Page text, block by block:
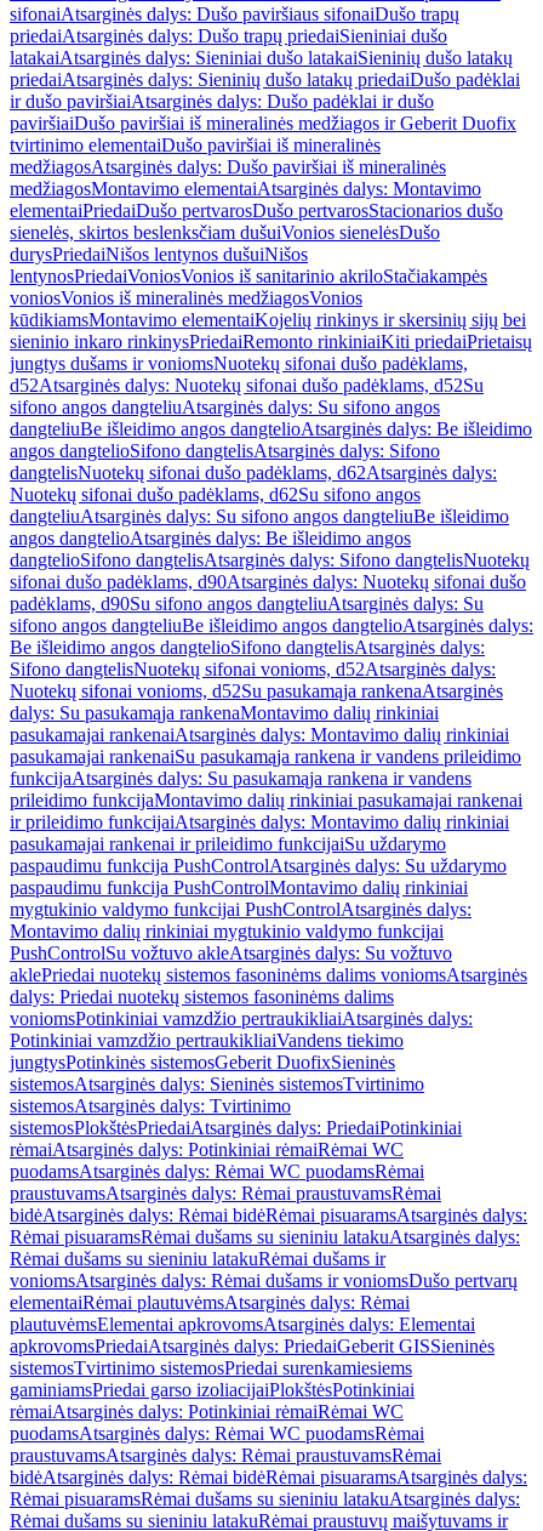
sifonaiAtsarginės dalys: Dušo paviršiaus sifonaiDušo trapų
priedaiAtsarginės dalys: Dušo trapų priedaiSieniniai dušo
latakaiAtsarginės dalys: Sieniniai dušo latakaiSieninių dušo latakų
priedaiAtsarginės dalys: Sieninių dušo latakų priedaiDušo padėklai
ir dušo paviršiaiAtsarginės dalys: Dušo padėklai ir dušo
paviršiaiDušo paviršiai iš mineralinės medžiagos ir Geberit Duofix
tvirtinimo elementaiDušo paviršiai iš mineralinės
medžiagosAtsarginės dalys: Dušo paviršiai iš mineralinės
medžiagosMontavimo elementaiAtsarginės dalys: Montavimo
elementaiPriedaiDušo pertvarosDušo pertvarosStacionarios dušo
sienelės, skirtos beslenksčiam dušuiVonios sienelėsDušo
durysPriedaiNišos lentynos dušuiNišos
lentynosPriedaiVoniosVonios iš sanitarinio akriloStačiakampės
voniosVonios iš mineralinės medžiagosVonios
kūdikiamsMontavimo elementaiKojelių rinkinys ir skersinių sijų bei
sieninio inkaro rinkinysPriedaiRemonto rinkiniaiKiti priedaiPrietaisų
jungtys dušams ir voniomsNuotekų sifonai dušo padėklams,
d52Atsarginės dalys: Nuotekų sifonai dušo padėklams, d52Su
sifono angos dangteliuAtsarginės dalys: Su sifono angos
dangteliuBe išleidimo angos dangtelioAtsarginės dalys: Be išleidimo
angos dangtelioSifono dangtelisAtsarginės dalys: Sifono
dangtelisNuotekų sifonai dušo padėklams, d62Atsarginės dalys:
Nuotekų sifonai dušo padėklams, d62Su sifono angos
dangteliuAtsarginės dalys: Su sifono angos dangteliuBe išleidimo
angos dangtelioAtsarginės dalys: Be išleidimo angos
dangtelioSifono dangtelisAtsarginės dalys: Sifono dangtelisNuotekų
sifonai dušo padėklams, d90Atsarginės dalys: Nuotekų sifonai dušo
padėklams, d90Su sifono angos dangteliuAtsarginės dalys: Su
sifono angos dangteliuBe išleidimo angos dangtelioAtsarginės dalys:
Be išleidimo angos dangtelioSifono dangtelisAtsarginės dalys:
Sifono dangtelisNuotekų sifonai vonioms, d52Atsarginės dalys:
Nuotekų sifonai vonioms, d52Su pasukamąja rankenaAtsarginės
dalys: Su pasukamąja rankenaMontavimo dalių rinkiniai
pasukamajai rankenaiAtsarginės dalys: Montavimo dalių rinkiniai
pasukamajai rankenaiSu pasukamąja rankena ir vandens prileidimo
funkcijaAtsarginės dalys: Su pasukamąja rankena ir vandens
prileidimo funkcijaMontavimo dalių rinkiniai pasukamajai rankenai
ir prileidimo funkcijaiAtsarginės dalys: Montavimo dalių rinkiniai
pasukamajai rankenai ir prileidimo funkcijaiSu uždarymo
paspaudimu funkcija PushControlAtsarginės dalys: Su uždarymo
paspaudimu funkcija PushControlMontavimo dalių rinkiniai
mygtukinio valdymo funkcijai PushControlAtsarginės dalys:
Montavimo dalių rinkiniai mygtukinio valdymo funkcijai
PushControlSu vožtuvo akleAtsarginės dalys: Su vožtuvo
aklePriedai nuotekų sistemos fasoninėms dalims voniomsAtsarginės
dalys: Priedai nuotekų sistemos fasoninėms dalims
voniomsPotinkiniai vamzdžio pertraukikliaiAtsarginės dalys:
Potinkiniai vamzdžio pertraukikliaiVandens tiekimo
jungtysPotinkinės sistemosGeberit DuofixSieninės
sistemosAtsarginės dalys: Sieninės sistemosTvirtinimo
sistemosAtsarginės dalys: Tvirtinimo
sistemosPlokštėsPriedaiAtsarginės dalys: PriedaiPotinkiniai
rėmaiAtsarginės dalys: Potinkiniai rėmaiRėmai WC
puodamsAtsarginės dalys: Rėmai WC puodamsRėmai
praustuvamsAtsarginės dalys: Rėmai praustuvamsRėmai
bidėAtsarginės dalys: Rėmai bidėRėmai pisuaramsAtsarginės dalys:
Rėmai pisuaramsRėmai dušams su sieniniu latakuAtsarginės dalys:
Rėmai dušams su sieniniu latakuRėmai dušams ir
voniomsAtsarginės dalys: Rėmai dušams ir voniomsDušo pertvarų
elementaiRėmai plautuvėmsAtsarginės dalys: Rėmai
plautuvėmsElementai apkrovomsAtsarginės dalys: Elementai
apkrovomsPriedaiAtsarginės dalys: PriedaiGeberit GISSieninės
sistemosTvirtinimo sistemosPriedai surenkamiesiems
gaminiamsPriedai garso izoliacijaiPlokštėsPotinkiniai
rėmaiAtsarginės dalys: Potinkiniai rėmaiRėmai WC
puodamsAtsarginės dalys: Rėmai WC puodamsRėmai
praustuvamsAtsarginės dalys: Rėmai praustuvamsRėmai
bidėAtsarginės dalys: Rėmai bidėRėmai pisuaramsAtsarginės dalys:
Rėmai pisuaramsRėmai dušams su sieniniu latakuAtsarginės dalys:
Rėmai dušams su sieniniu latakuRėmai praustuvų maišytuvams ir